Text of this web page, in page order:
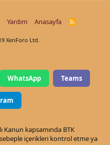
Yardım Anasayfa
R
XenForo Ltd.
WhatsApp Teams
Kanun kapsamında BTK
sebeple içerikleri kontrol etme ya